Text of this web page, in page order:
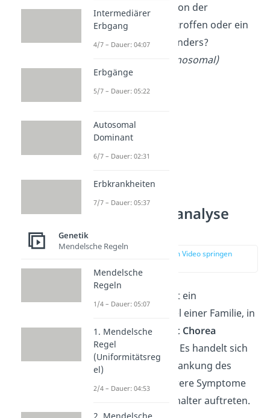
gleichermaßen von der
Erbkrankheit betroffen oder ein
Geschlecht besonders?
(autosomal / gonosomal)
Stammbaumanalyse
Aufgabe 1
zur Stelle im Video springen
Die erste Aufgabe ist ein
Stammbaum Beispiel einer Familie, in
der dieErbkrankheit Chorea
Huntington
auftritt. Es handelt sich
hierbei um eine Erkrankung des
Gehirns, deren schwere Symptome
erst im Erwachsenenalter auftreten.
Intermediärer
Erbgang
4/7 – Dauer: 04:07
Erbgänge
5/7 – Dauer: 05:22
Autosomal
Dominant
6/7 – Dauer: 02:31
Erbkrankheiten
7/7 – Dauer: 05:37
Genetik
Mendelsche Regeln
Mendelsche
Regeln
1/4 – Dauer: 05:07
1. Mendelsche
Regel
(Uniformitätsreg
el)
2/4 – Dauer: 04:53
2. Mendelsche